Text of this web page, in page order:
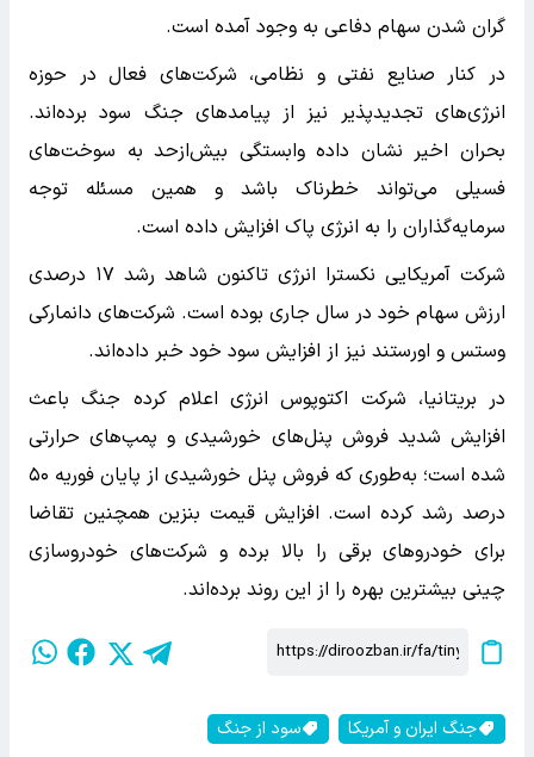
گران شدن سهام دفاعی به وجود آمده است.
در کنار صنایع نفتی و نظامی، شرکت‌های فعال در حوزه
انرژی‌های تجدیدپذیر نیز از پیامدهای جنگ سود برده‌اند.
بحران اخیر نشان داده وابستگی بیش‌ازحد به سوخت‌های
فسیلی می‌تواند خطرناک باشد و همین مسئله توجه
سرمایه‌گذاران را به انرژی پاک افزایش داده است.
شرکت آمریکایی نکسترا انرژی تاکنون شاهد رشد ۱۷ درصدی
ارزش سهام خود در سال جاری بوده است. شرکت‌های دانمارکی
وستس و اورستند نیز از افزایش سود خود خبر داده‌اند.
در بریتانیا، شرکت اکتوپوس انرژی اعلام کرده جنگ باعث
افزایش شدید فروش پنل‌های خورشیدی و پمپ‌های حرارتی
شده است؛ به‌طوری که فروش پنل خورشیدی از پایان فوریه ۵۰
درصد رشد کرده است. افزایش قیمت بنزین همچنین تقاضا
برای خودروهای برقی را بالا برده و شرکت‌های خودروسازی
چینی بیشترین بهره را از این روند برده‌اند.
جنگ ایران و آمریکا سود از جنگ